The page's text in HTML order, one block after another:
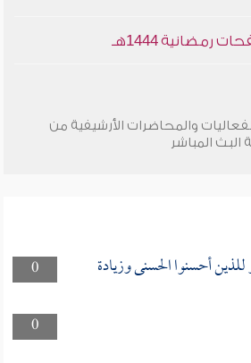
1444هـ
والمحاضرات الأرشيفية من
المباشر
0 أحسنوا الحسنى وزيادة
0